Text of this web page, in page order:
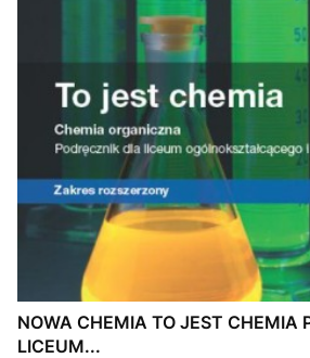
NOWA CHEMIA TO JEST CHEMIA
LICEUM...